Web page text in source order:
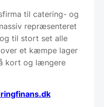
til catering- og
repræsenteret
til stort set alle
et kæmpe lager
kort og længere